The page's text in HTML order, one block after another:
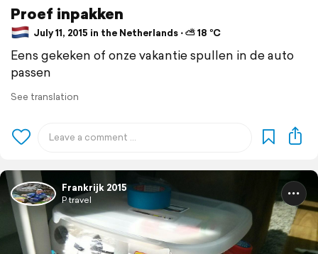
Proef inpakken
July 11, 2015 in the Netherlands ⋅ ⛅ 18 °C
Eens gekeken of onze vakantie spullen in de auto
passen
See translation
Frankrijk 2015
P travel